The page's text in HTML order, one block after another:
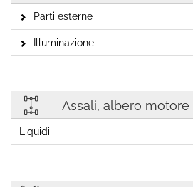
Parti esterne
Illuminazione
Assali, albero motore
Liquidi